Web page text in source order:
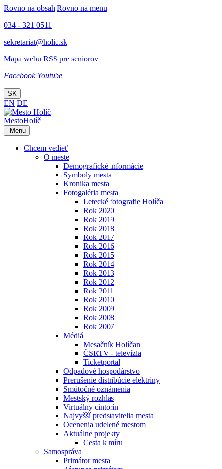
Rovno na obsah Rovno na menu
034 - 321 0511
sekretariat@holic.sk
Mapa webu RSS pre seniorov
Facebook Youtube
SK
EN DE
MestoHolíč
Menu
Chcem vedieť
O meste
Demografické informácie
Symboly mesta
Kronika mesta
Fotogaléria mesta
Letecké fotografie Holíča
Rok 2020
Rok 2019
Rok 2018
Rok 2017
Rok 2016
Rok 2015
Rok 2014
Rok 2013
Rok 2012
Rok 2011
Rok 2010
Rok 2009
Rok 2008
Rok 2007
Médiá
Mesačník Holíčan
ČSRTV - televízia
Ticketportal
Odpadové hospodárstvo
Prerušenie distribúcie elektriny
Smútočné oznámenia
Mestský rozhlas
Virtuálny cintorín
Najvyšší predstavitelia mesta
Ocenenia udelené mestom
Aktuálne projekty
Cesta k míru
Samospráva
Primátor mesta